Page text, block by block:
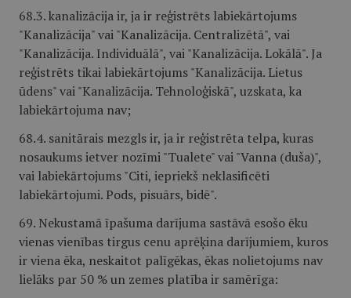
68.3. kanalizācija ir, ja ir reģistrēts labiekārtojums
"Kanalizācija" vai "Kanalizācija. Centralizētā", vai
"Kanalizācija. Individuālā", vai "Kanalizācija. Lokālā". Ja
reģistrēts tikai labiekārtojums "Kanalizācija. Lietus
ūdens" vai "Kanalizācija. Tehnoloģiskā", uzskata, ka
labiekārtojuma nav;
68.4. sanitārais mezgls ir, ja ir reģistrēta telpa, kuras
nosaukums ietver nozīmi "Tualete" vai "Vanna (duša)",
vai labiekārtojums "Citi, iepriekš neklasificēti
labiekārtojumi. Pods, pisuārs, bidē".
69. Nekustamā īpašuma darījuma sastāvā esošo ēku
vienas vienības tirgus cenu aprēķina darījumiem, kuros
ir viena ēka, neskaitot palīgēkas, ēkas nolietojums nav
lielāks par 50 % un zemes platība ir samērīga: